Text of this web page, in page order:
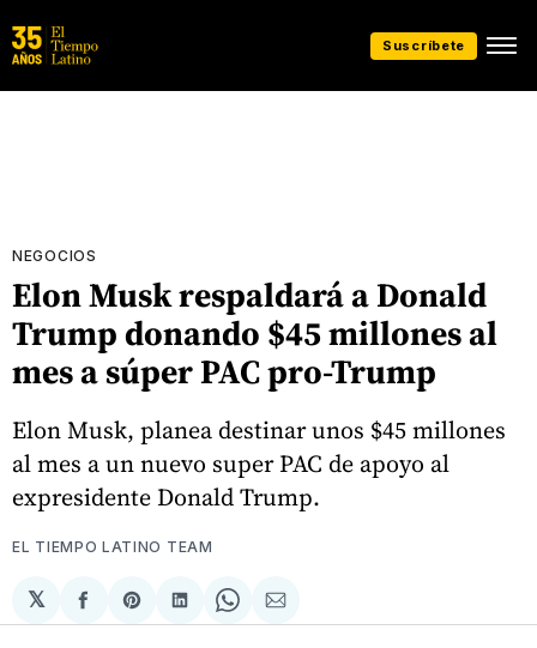
Suscríbete
NEGOCIOS
Elon Musk respaldará a Donald
Trump donando $45 millones al
mes a súper PAC pro-Trump
Elon Musk, planea destinar unos $45 millones
al mes a un nuevo super PAC de apoyo al
expresidente Donald Trump.
EL TIEMPO LATINO TEAM
𝕏
Compartir
en
Share
on
Compartir
en
Share
on
Compartir
via